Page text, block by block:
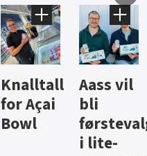
Brus og
jus fra
Berentsen
Hard
iste fra
Hansa